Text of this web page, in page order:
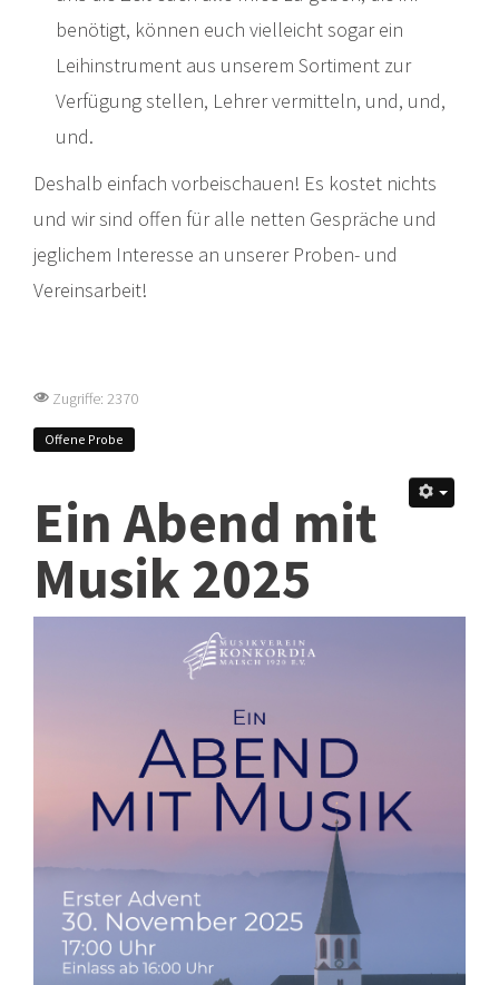
benötigt, können euch vielleicht sogar ein
Leihinstrument aus unserem Sortiment zur
Verfügung stellen, Lehrer vermitteln, und, und,
und.
Deshalb einfach vorbeischauen! Es kostet nichts
und wir sind offen für alle netten Gespräche und
jeglichem Interesse an unserer Proben- und
Vereinsarbeit!
Zugriffe: 2370
Offene Probe
Ein Abend mit
Musik 2025